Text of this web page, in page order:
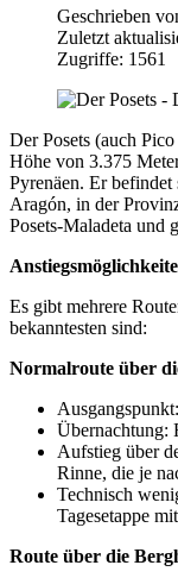
Geschrieben
Zuletzt
Zugriffe: 1561
Der Posets (auch
Höhe von 3.375
Pyrenäen. Er
Aragón, in der
Posets-Maladeta und
Es gibt mehrere
bekanntesten sind:
Normalroute über
Übernachtung:
Aufstieg über
Rinne, die je
Technisch
Tagesetappe
Route über die